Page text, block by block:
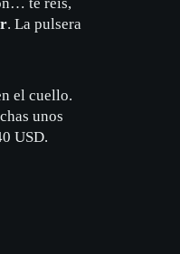
. La pulsera
el cuello.
unos
USD.